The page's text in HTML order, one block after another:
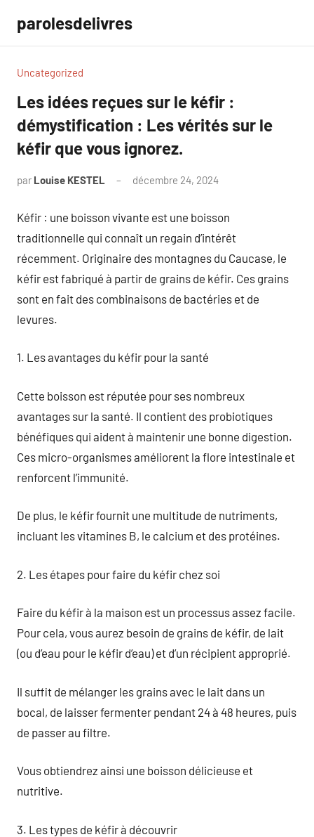
contenu
parolesdelivres
Uncategorized
Les idées reçues sur le kéfir :
démystification : Les vérités sur le
kéfir que vous ignorez.
par Louise KESTEL décembre 24, 2024
Kéfir : une boisson vivante est une boisson
traditionnelle qui connaît un regain d’intérêt
récemment. Originaire des montagnes du Caucase, le
kéfir est fabriqué à partir de grains de kéfir. Ces grains
sont en fait des combinaisons de bactéries et de
levures.
1. Les avantages du kéfir pour la santé
Cette boisson est réputée pour ses nombreux
avantages sur la santé. Il contient des probiotiques
bénéfiques qui aident à maintenir une bonne digestion.
Ces micro-organismes améliorent la flore intestinale et
renforcent l’immunité.
De plus, le kéfir fournit une multitude de nutriments,
incluant les vitamines B, le calcium et des protéines.
2. Les étapes pour faire du kéfir chez soi
Faire du kéfir à la maison est un processus assez facile.
Pour cela, vous aurez besoin de grains de kéfir, de lait
(ou d’eau pour le kéfir d’eau) et d’un récipient approprié.
Il suffit de mélanger les grains avec le lait dans un
bocal, de laisser fermenter pendant 24 à 48 heures, puis
de passer au filtre.
Vous obtiendrez ainsi une boisson délicieuse et
nutritive.
3. Les types de kéfir à découvrir